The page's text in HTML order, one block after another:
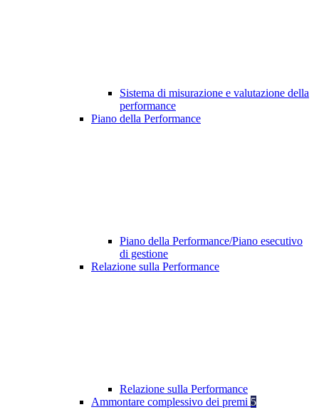
Sistema di misurazione e valutazione della
performance
Piano della Performance
Piano della Performance/Piano esecutivo
di gestione
Relazione sulla Performance
Relazione sulla Performance
Ammontare complessivo dei premi 5